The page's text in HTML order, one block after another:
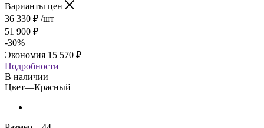
Варианты цен
36 330 ₽ /шт
51 900 ₽
-30%
Экономия 15 570 ₽
Подробности
В наличии
Цвет—Красный